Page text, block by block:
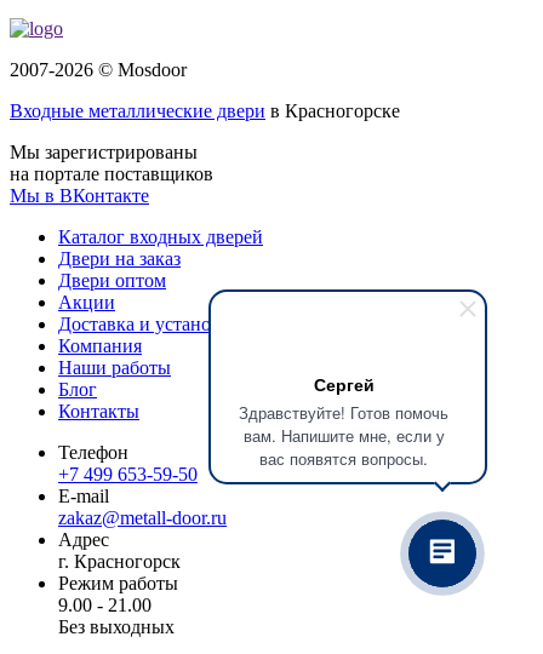
Сергей
Здравствуйте! Готов помочь
вам. Напишите мне, если у
вас появятся вопросы.
2007-2026 © Mosdoor
Входные металлические двери в Красногорске
Мы зарегистрированы
на портале поставщиков
Мы в ВКонтакте
Каталог входных дверей
Двери на заказ
Двери оптом
Акции
Доставка и установка
Компания
Наши работы
Блог
Контакты
Телефон
+7 499 653-59-50
E-mail
zakaz@metall-door.ru
Адрес
г. Красногорск
Режим работы
9.00 - 21.00
Без выходных